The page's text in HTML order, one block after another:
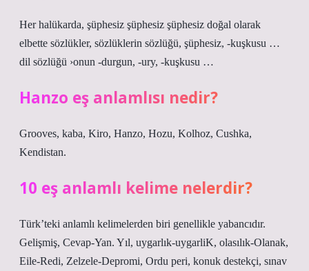
Her halükarda, şüphesiz şüphesiz şüphesiz doğal olarak
elbette sözlükler, sözlüklerin sözlüğü, şüphesiz, -kuşkusu …
dil sözlüğü ›onun -durgun, -ury, -kuşkusu …
Hanzo eş anlamlısı nedir?
Grooves, kaba, Kiro, Hanzo, Hozu, Kolhoz, Cushka,
Kendistan.
10 eş anlamlı kelime nelerdir?
Türk’teki anlamlı kelimelerden biri genellikle yabancıdır.
Gelişmiş, Cevap-Yan. Yıl, uygarlık-uygarliK, olasılık-Olanak,
Eile-Redi, Zelzele-Depromi, Ordu peri, konuk destekçi, sınav